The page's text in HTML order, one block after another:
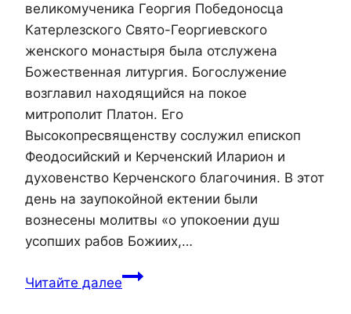
великомученика Георгия Победоносца
Катерлезского Свято-Георгиевского
женского монастыря была отслужена
Божественная литургия. Богослужение
возглавил находящийся на покое
митрополит Платон. Его
Высокопресвященству сослужил епископ
Феодосийский и Керченский Иларион и
духовенство Керченского благочиния. В этот
день на заупокойной ектении были
вознесены молитвы «о упокоении душ
усопших рабов Божиих,…
Читайте далееМитрополит